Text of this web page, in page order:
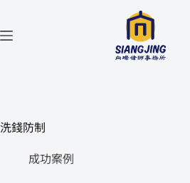
洗錢防制
成功案例